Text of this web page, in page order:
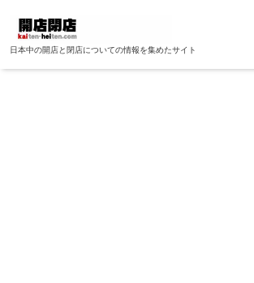
日本中の開店と閉店についての情報を集めたサイト